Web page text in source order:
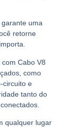
uma
retorne
Cabo V8
como
circuito e
tanto do
qualquer lugar